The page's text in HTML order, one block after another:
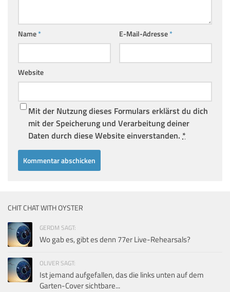
Name* E-Mail-Adresse*
Website
Mit der Nutzung dieses Formulars erklärst du dich
mit der Speicherung und Verarbeitung deiner
Daten durch diese Website einverstanden. *
CHIT CHAT WITH OYSTER
GERDM SAGT:
Wo gab es, gibt es denn 77er Live-Rehearsals?
OLIVER SAGT:
Ist jemand aufgefallen, das die links unten auf dem
Garten-Cover sichtbare...